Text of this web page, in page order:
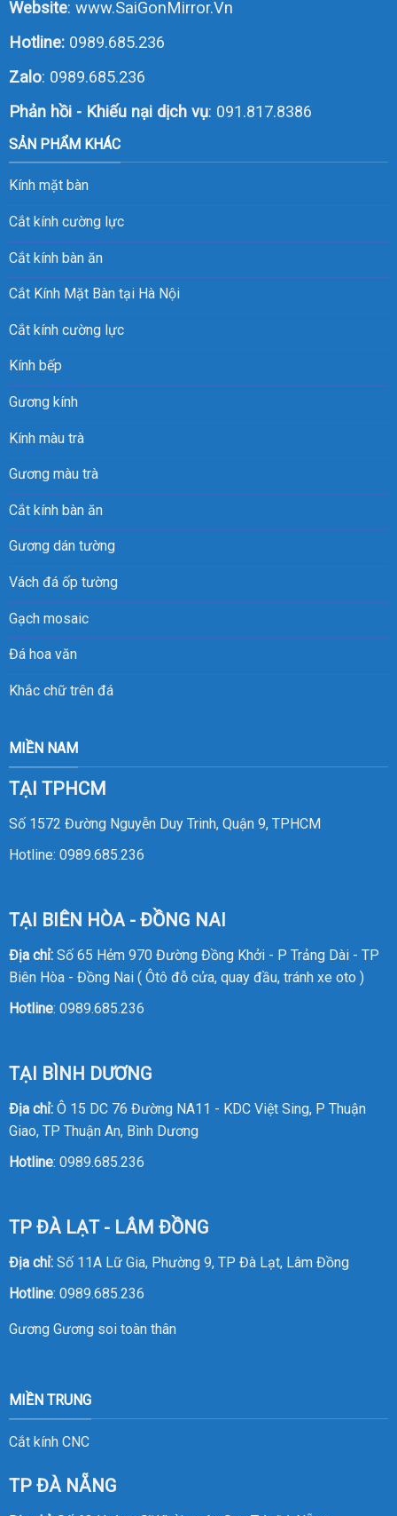
Website: www.SaiGonMirror.Vn
Hotline: 0989.685.236
Zalo: 0989.685.236
Phản hồi - Khiếu nại dịch vụ: 091.817.8386
SẢN PHẨM KHÁC
Kính mặt bàn
Cắt kính cường lực
Cắt kính bàn ăn
Cắt Kính Mặt Bàn tại Hà Nội
Cắt kính cường lực
Kính bếp
Gương kính
Kính màu trà
Gương màu trà
Cắt kính bàn ăn
Gương dán tường
Vách đá ốp tường
Gạch mosaic
Đá hoa văn
Khắc chữ trên đá
MIỀN NAM
TẠI TPHCM
Số 1572 Đường Nguyễn Duy Trinh, Quận 9, TPHCM
Hotline: 0989.685.236
TẠI BIÊN HÒA - ĐỒNG NAI
Địa chỉ:Số 65 Hẻm 970 Đường Đồng Khởi - P Trảng Dài - TP
Biên Hòa - Đồng Nai ( Ôtô đỗ cửa, quay đầu, tránh xe oto )
Hotline: 0989.685.236
TẠI BÌNH DƯƠNG
Địa chỉ:Ô 15 DC 76 Đường NA11 - KDC Việt Sing, P Thuận
Giao, TP Thuận An, Bình Dương
Hotline: 0989.685.236
TP ĐÀ LẠT - LÂM ĐỒNG
Địa chỉ:Số 11A Lữ Gia, Phường 9, TP Đà Lạt, Lâm Đồng
Hotline: 0989.685.236
Gương Gương soi toàn thân
MIỀN TRUNG
Cắt kính CNC
TP ĐÀ NẴNG